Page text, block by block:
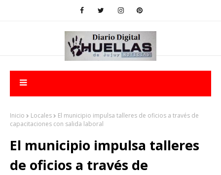
Inicio Locales
El municipio impulsa talleres de oficios a través de
capacitaciones con salida laboral
El municipio impulsa talleres
de oficios a través de